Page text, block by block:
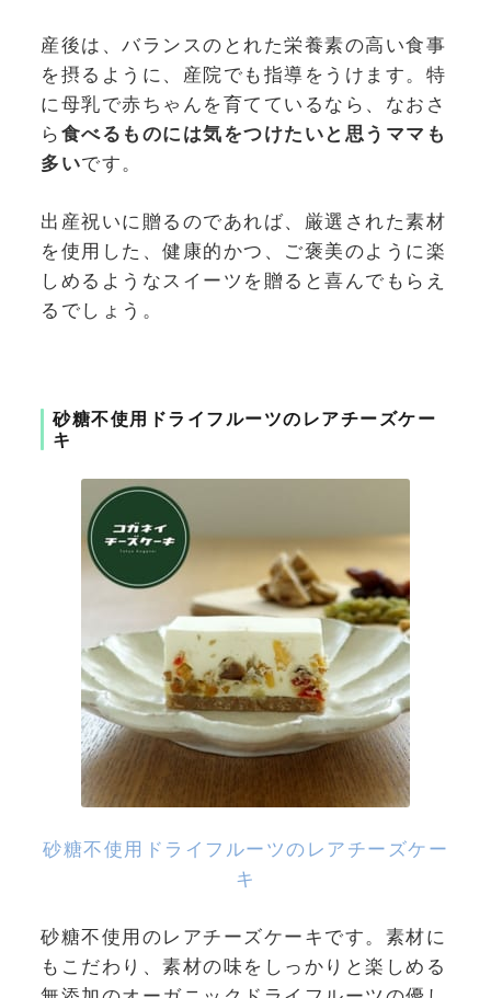
産後は、バランスのとれた栄養素の高い食事
を摂るように、産院でも指導をうけます。特
に母乳で赤ちゃんを育てているなら、なおさ
ら 食べるものには気をつけたいと思うママも
多いです。
出産祝いに贈るのであれば、厳選された素材
を使用した、健康的かつ、ご褒美のように楽
しめるようなスイーツを贈ると喜んでもらえ
るでしょう。
砂糖不使用ドライフルーツのレアチーズケー
キ
砂糖不使用ドライフルーツのレアチーズケー
キ
砂糖不使用のレアチーズケーキです。素材に
もこだわり、素材の味をしっかりと楽しめる